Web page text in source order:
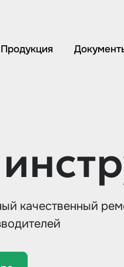
Продукция
качественный